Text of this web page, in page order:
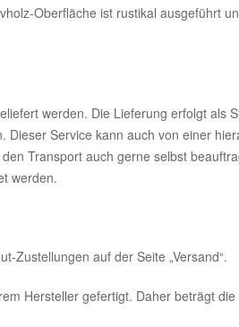
Oberfläche ist rustikal ausgeführt
werden. Die Lieferung erfolgt als
Service kann auch von einer
Transport auch gerne selbst
werden.
Zustellungen auf der Seite „Versand“.
Hersteller gefertigt. Daher beträgt